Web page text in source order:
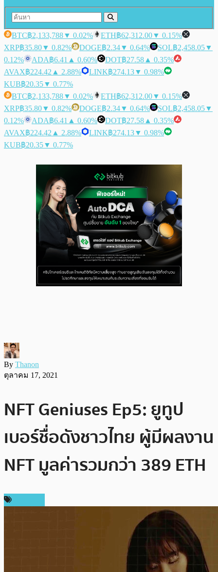
BTC฿2,133,788▼ 0.02% ETH฿62,312.00▼ 0.15%
XRP฿35.80▼ 0.82% DOGE฿2.34▼ 0.64% SOL฿2,458.05▼
0.12%
ADA฿6.41 ▲ 0.60% DOT฿27.58 ▲ 0.35%
AVAX฿224.42 ▲ 2.88% LINK฿274.13▼ 0.98%
KUB฿20.35▼ 0.77%
BTC฿2,133,788▼ 0.02% ETH฿62,312.00▼ 0.15%
XRP฿35.80▼ 0.82% DOGE฿2.34▼ 0.64% SOL฿2,458.05▼
0.12%
ADA฿6.41 ▲ 0.60% DOT฿27.58 ▲ 0.35%
AVAX฿224.42 ▲ 2.88% LINK฿274.13▼ 0.98%
KUB฿20.35▼ 0.77%
By Thanon
ตุลาคม 17, 2021
NFT Geniuses Ep5: ยูทูป
เบอร์ชื่อดังชาวไทย ผู้มีผลงาน
NFT มูลค่ารวมกว่า 389 ETH